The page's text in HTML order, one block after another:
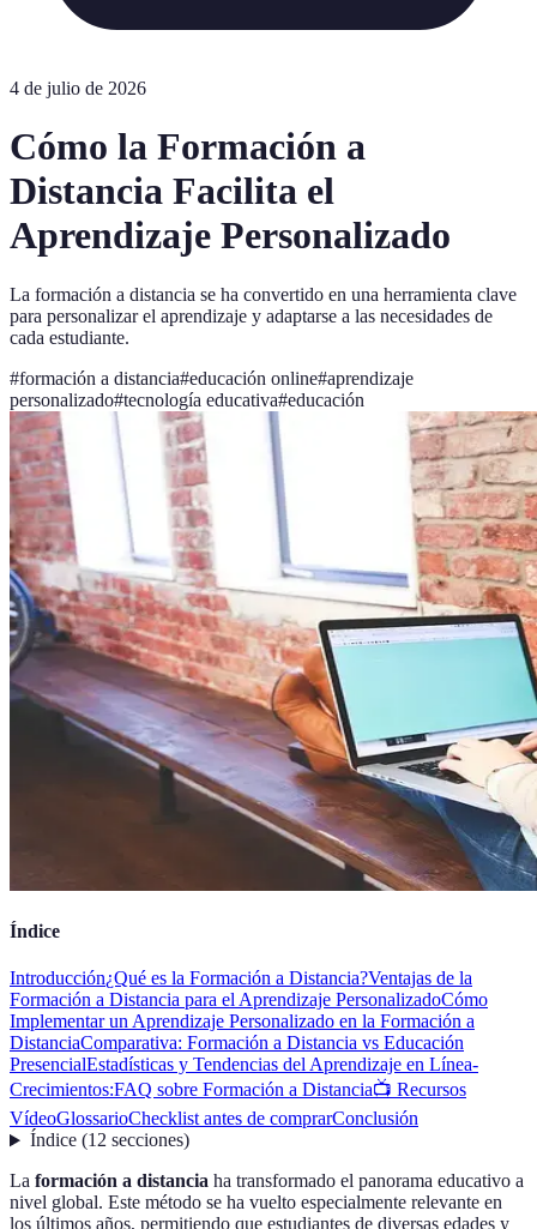
4 de julio de 2026
Cómo la Formación a
Distancia Facilita el
Aprendizaje Personalizado
La formación a distancia se ha convertido en una herramienta clave
para personalizar el aprendizaje y adaptarse a las necesidades de
cada estudiante.
#formación a distancia#educación online#aprendizaje
personalizado#tecnología educativa#educación
Índice
Introducción¿Qué es la Formación a Distancia?Ventajas de la
Formación a Distancia para el Aprendizaje PersonalizadoCómo
Implementar un Aprendizaje Personalizado en la Formación a
DistanciaComparativa: Formación a Distancia vs Educación
PresencialEstadísticas y Tendencias del Aprendizaje en Línea-
Crecimientos:FAQ sobre Formación a Distancia📺 Recursos
VídeoGlossarioChecklist antes de comprarConclusión
Índice(12 secciones)
La formación a distancia ha transformado el panorama educativo a
nivel global. Este método se ha vuelto especialmente relevante en
los últimos años, permitiendo que estudiantes de diversas edades y